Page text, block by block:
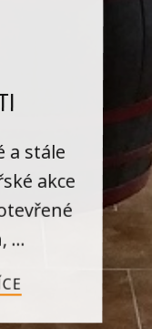
a stále
akce
...